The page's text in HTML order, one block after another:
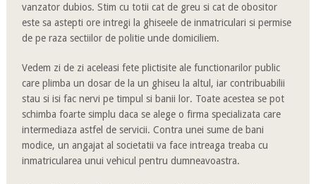
vanzator dubios. Stim cu totii cat de greu si cat de obositor
este sa astepti ore intregi la ghiseele de inmatriculari si permise
de pe raza sectiilor de politie unde domiciliem.
Vedem zi de zi aceleasi fete plictisite ale functionarilor public
care plimba un dosar de la un ghiseu la altul, iar contribuabilii
stau si isi fac nervi pe timpul si banii lor. Toate acestea se pot
schimba foarte simplu daca se alege o firma specializata care
intermediaza astfel de servicii. Contra unei sume de bani
modice, un angajat al societatii va face intreaga treaba cu
inmatricularea unui vehicul pentru dumneavoastra.